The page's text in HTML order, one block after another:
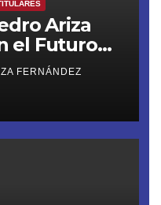
Ariza
el Futuro
FERNÁNDEZ